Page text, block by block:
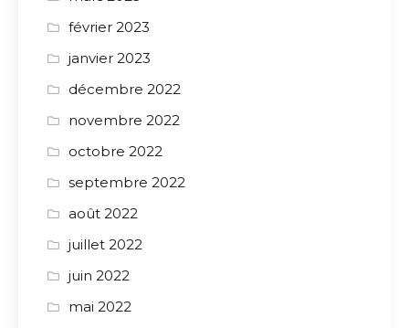
février 2023
janvier 2023
décembre 2022
novembre 2022
octobre 2022
septembre 2022
août 2022
juillet 2022
juin 2022
mai 2022